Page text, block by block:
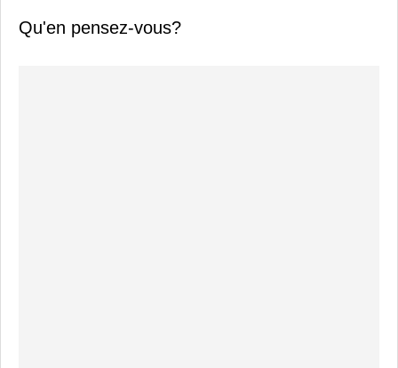
Qu'en pensez-vous?